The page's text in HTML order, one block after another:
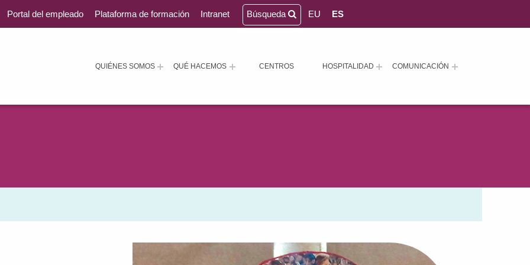
QUIÉNES SOMOS QUÉ HACEMOS CENTROS HOSPITALIDAD COMUNICACIÓN
Portal del empleado Plataforma de formación Intranet Búsqueda EU ES